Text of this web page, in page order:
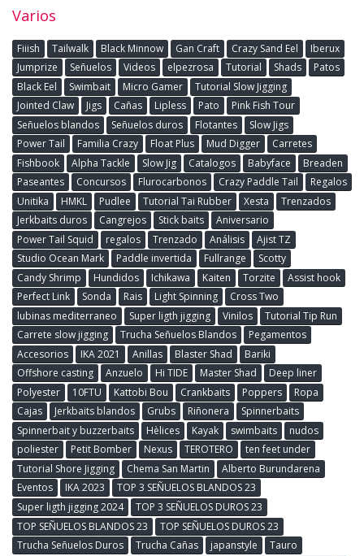
Varios
Fiiish Tailwalk Black Minnow Gan Craft Crazy Sand Eel
Iberux
Jumprize
Señuelos Videos elpezrosa Tutorial Shads
Patos
Black Eel
Swimbait Micro Gamer
Tutorial Slow Jigging
Jointed Claw
Jigs Cañas Lipless Pato
Pink Fish Tour
Señuelos blandos
Señuelos duros Flotantes
Slow Jigs
Power Tail
Familia Crazy Float Plus Mud Digger
Carretes
Fishbook
Alpha Tackle Slow Jig Catalogos Babyface
Breaden
Paseantes
Concursos Flurocarbonos Crazy Paddle Tail
Regalos
Unitika
HMKL Pudlee Tutorial Tai Rubber Xesta
Trenzados
Jerkbaits duros
Cangrejos Stick baits
Aniversario
Power Tail Squid
regalos Trenzado Análisis
Ajist TZ
Studio Ocean Mark
Paddle invertida Fullrange
Scotty
Candy Shrimp
Hundidos Ichikawa Kaiten Torzite
Assist hook
Perfect Link
Sonda Rais Light Spinning
Cross Two
lubinas mediterraneo
Super ligth jigging Vinilos
Tutorial Tip Run
Carrete slow jigging
Trucha Señuelos Blandos
Pegamentos
Accesorios
IKA 2021 Anillas Blaster Shad
Bariki
Offshore casting
Anzuelo Hi TIDE Master Shad
Deep liner
Polyester
10FTU Kattobi Bou Crankbaits Poppers
Ropa
Cajas
Jerkbaits blandos Grubs Riñonera
Spinnerbaits
Spinnerbait y buzzerbaits
Hèlices Kayak swimbaits
nudos
poliester
Petit Bomber Nexus TEROTERO
ten feet under
Tutorial Shore Jigging
Chema San Martin
Alberto Burundarena
Eventos
IKA 2023
TOP 3 SEÑUELOS BLANDOS 23
Super ligth jigging 2024
TOP 3 SEÑUELOS DUROS 23
TOP SEÑUELOS BLANDOS 23
TOP SEÑUELOS DUROS 23
Trucha Señuelos Duros
Trucha Cañas japanstyle
Tauro